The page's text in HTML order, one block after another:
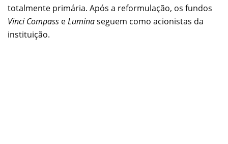
totalmente primária. Após a reformulação, os fundos
Vinci Compass eLuminaseguem como acionistas da
instituição.